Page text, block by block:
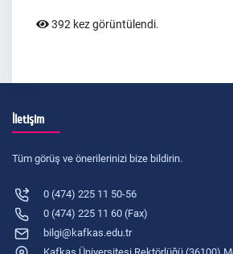
392 kez görüntülendi.
İletişim
Tüm görüş ve önerilerinizi bize bildirin.
0 (474) 225 11 50-56
0 (474) 225 11 60 (Fax)
bilgi@kafkas.edu.tr